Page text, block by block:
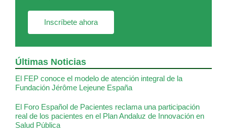
Inscríbete ahora
Últimas Noticias
El FEP conoce el modelo de atención integral de la
Fundación Jérôme Lejeune España
El Foro Español de Pacientes reclama una participación
real de los pacientes en el Plan Andaluz de Innovación en
Salud Pública